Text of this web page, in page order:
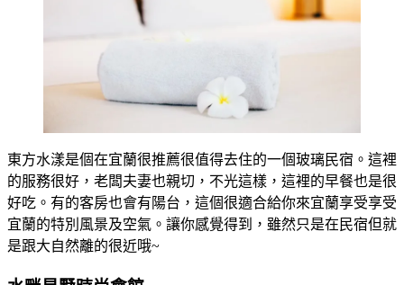
東方水漾是個在宜蘭很推薦很值得去住的一個玻璃民宿。這裡
的服務很好，老闆夫妻也親切，不光這樣，這裡的早餐也是很
好吃。有的客房也會有陽台，這個很適合給你來宜蘭享受享受
宜蘭的特別風景及空氣。讓你感覺得到，雖然只是在民宿但就
是跟大自然離的很近哦~